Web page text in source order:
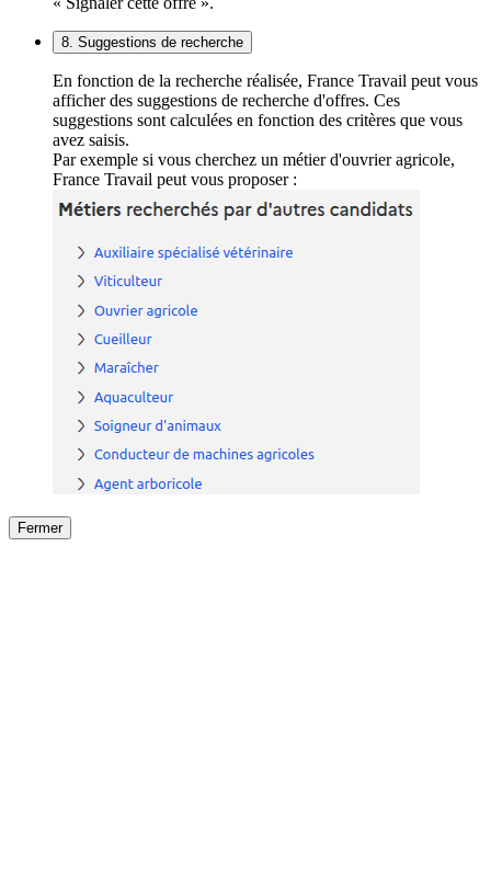
8. Suggestions de recherche
En fonction de la recherche réalisée, France Travail peut vous
afficher des suggestions de recherche d'offres. Ces
suggestions sont calculées en fonction des critères que vous
avez saisis.
Par exemple si vous cherchez un métier d'ouvrier agricole,
France Travail peut vous proposer :
Fermer